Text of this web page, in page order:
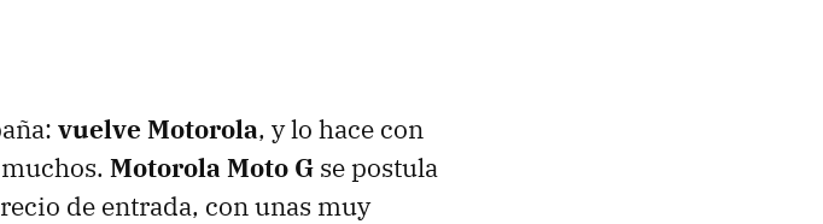
vuelve Motorola, y lo hace con
Motorola Moto G se postula
de entrada, con unas muy